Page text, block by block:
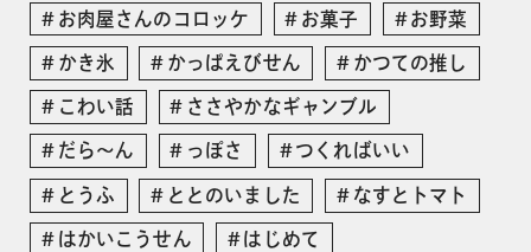
お肉屋さんのコロッケ お菓子 お野菜
かき氷 かっぱえびせん かつての推し
こわい話 ささやかなギャンブル
だら〜ん っぽさ つくればいい
とうふ ととのいました なすとトマト
はかいこうせん はじめて